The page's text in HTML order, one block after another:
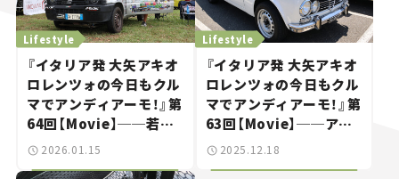
Lifestyle
『イタリア発 大矢アキオ
ロレンツォの今日もクル
マでアンディアーモ！』第
64回【Movie】──若人
よ、魔改造パンダで砂漠
2026.01.15
Lifestyle
『イタリア発 大矢アキオ
ロレンツォの今日もクル
マでアンディアーモ！』第
63回【Movie】──アル
ファ・ロメオ115周年祭
2025.12.18